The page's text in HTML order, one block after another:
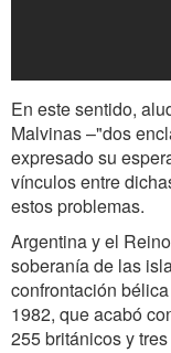
En este sentido,
Malvinas –"dos
expresado su
vínculos entre
estos problemas.
Argentina y el
soberanía de las
confrontación
1982, que acabó
255 británicos y